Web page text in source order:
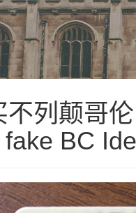
不列颠哥
fake BC